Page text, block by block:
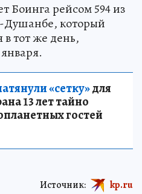
Боинга рейсом 594 из
Душанбе, который
в тот же день,
«сетку»для
13 лет тайно
гостей
Источник: kp.ru